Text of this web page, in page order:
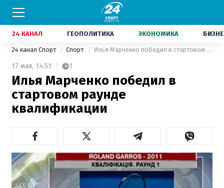
24 КАНАЛ ГЕОПОЛИТИКА ЭКОНОМИКА
24 канал Спорт Спорт Илья Марченко победил в стартовом раунде квалификации
17 мая, 14:51 1
Илья Марченко победил в
стартовом раунде
квалификации